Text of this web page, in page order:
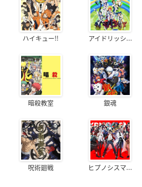
ハイキュー!! アイドリッシ...
暗殺教室 銀魂
呪術廻戦 ヒプノシスマ...